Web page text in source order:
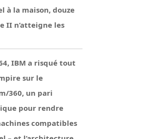
à la maison, douze
II n’atteigne les
IBM a risqué tout
sur le
360, un pari
pour rendre
compatibles